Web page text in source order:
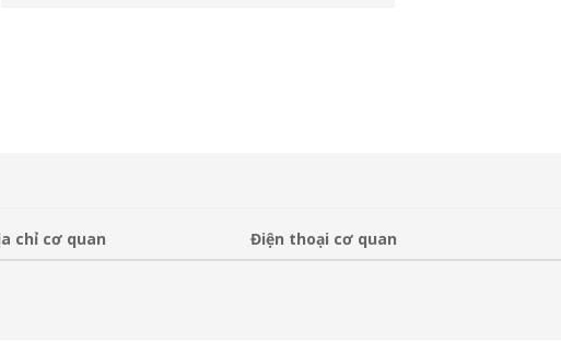
chỉ cơ quan Điện thoại cơ quan